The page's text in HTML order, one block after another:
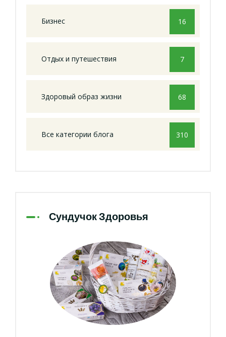
Бизнес 16
Отдых и путешествия 7
Здоровый образ жизни 68
Все категории блога 310
Сундучок Здоровья